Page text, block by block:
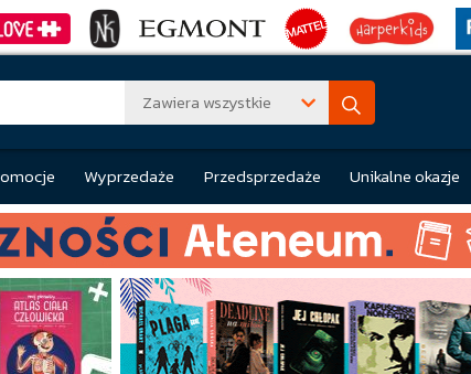
Zawiera wszystkie
Wyprzedaże Przedsprzedaże Unikalne okazje